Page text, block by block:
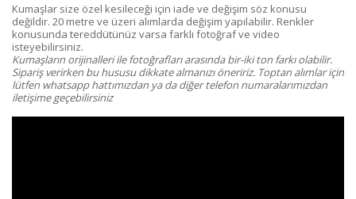
Kumaşlar size özel kesileceği için iade ve değişim söz konusu
değildir. 20 metre ve üzeri alımlarda değişim yapılabilir. Renkler
konusunda tereddütünüz varsa farklı fotoğraf ve video
isteyebilirsiniz.
Kumaşların orijinalleri ile fotoğrafları arasında bir-iki ton farkı olabilir.
Sipariş verirken bu hususu dikkate almanızı öneririz. Toptan alımlar için
lütfen whatsapp hattımızdan ya da diğer telefon numaralarımızdan
iletişime geçebilirsiniz